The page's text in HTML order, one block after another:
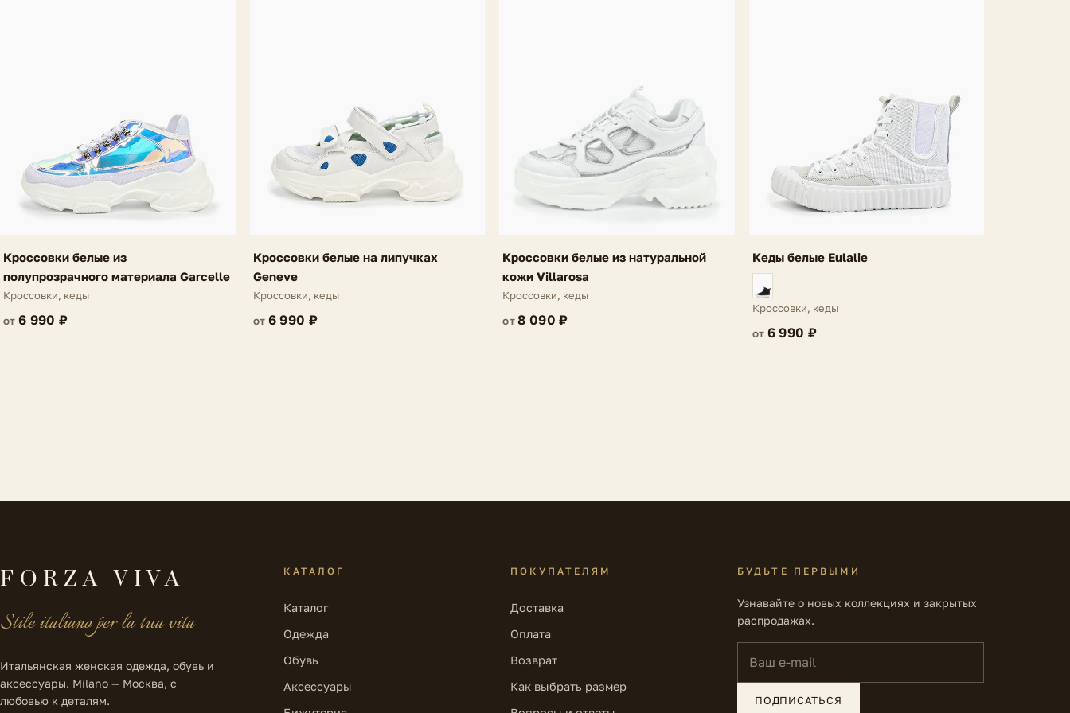
Кроссовки белые из
полупрозрачного материала Garcelle
Кроссовки, кеды
от 6 990 ₽
Кроссовки белые на липучках
Geneve
Кроссовки, кеды
от 6 990 ₽
Кроссовки белые из натуральной
кожи Villarosa
Кроссовки, кеды
от8 090 ₽
Кеды белые Eulalie
Кроссовки, кеды
от 6 990 ₽
FORZA VIVA
Stile italiano per la tua vita
Итальянская женская одежда, обувь и
аксессуары. Milano — Москва, с
любовью к деталям.
КАТАЛОГ
Каталог
Одежда
Обувь
Аксессуары
ПОКУПАТЕЛЯМ
Доставка
Оплата
Возврат
Как выбрать размер
БУДЬТЕ ПЕРВЫМИ
Узнавайте о новых коллекциях и закрытых
распродажах.
ПОДПИСАТЬСЯ